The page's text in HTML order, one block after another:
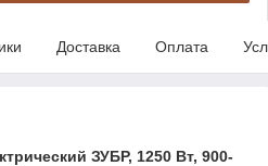
Доставка Оплата
ЗУБР, 1250 Вт, 900-